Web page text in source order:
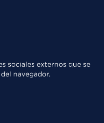
sociales externos que se
navegador.